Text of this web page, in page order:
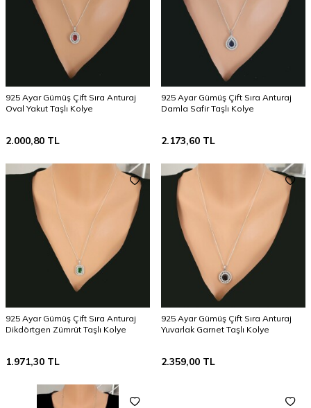
925 Ayar Gümüş Çift Sıra Anturaj
Oval Yakut Taşlı Kolye
2.000,80 TL
925 Ayar Gümüş Çift Sıra Anturaj
Damla Safir Taşlı Kolye
2.173,60 TL
925 Ayar Gümüş Çift Sıra Anturaj
Dikdörtgen Zümrüt Taşlı Kolye
1.971,30 TL
925 Ayar Gümüş Çift Sıra Anturaj
Yuvarlak Garnet Taşlı Kolye
2.359,00 TL